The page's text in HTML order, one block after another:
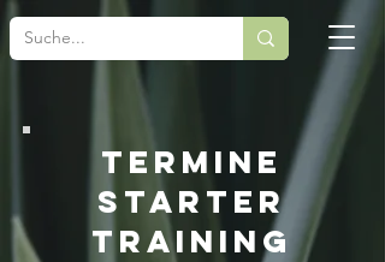
termine
starter
training